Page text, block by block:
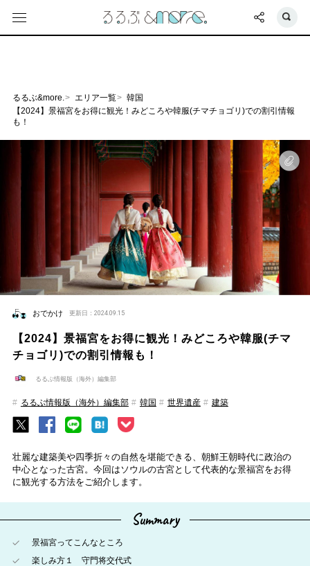
るるぶ&more. エリア一覧
韓国
【2024】景福宮をお得に観光！みどころや韓服(チマチョゴリ)での割引情報
も！
おでかけ 更新日：2024.09.15
【2024】景福宮をお得に観光！みどころや韓服(チマ
チョゴリ)での割引情報も！
るるぶ情報版（海外）編集部
るるぶ情報版（海外）編集部 韓国 世界遺産 建築
壮麗な建築美や四季折々の自然を堪能できる、朝鮮王朝時代に政治の
中心となった古宮。今回はソウルの古宮として代表的な景福宮をお得
に観光する方法をご紹介します。
Summary
景福宮ってこんなところ
楽しみ方１ 守門将交代式